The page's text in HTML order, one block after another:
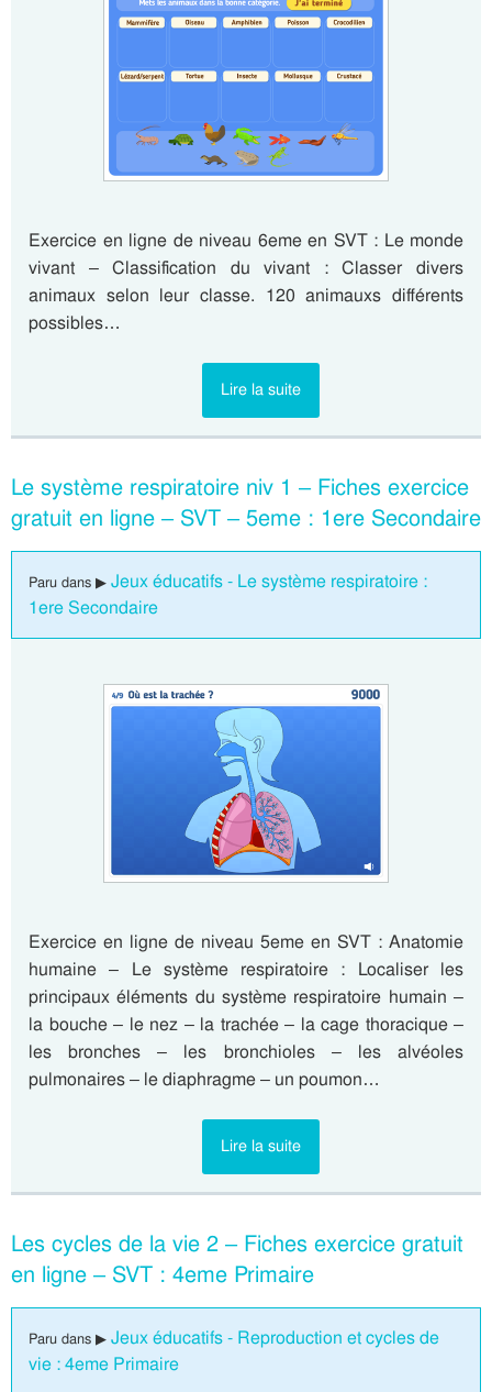
Exercice en ligne de niveau 6eme en SVT : Le monde
vivant – Classification du vivant : Classer divers
animaux selon leur classe. 120 animauxs différents
possibles…
Lire la suite
Le système respiratoire niv 1 – Fiches exercice
gratuit en ligne – SVT – 5eme : 1ere Secondaire
Paru dans ▶ Jeux éducatifs - Le système respiratoire :
1ere Secondaire
Exercice en ligne de niveau 5eme en SVT : Anatomie
humaine – Le système respiratoire : Localiser les
principaux éléments du système respiratoire humain –
la bouche – le nez – la trachée – la cage thoracique –
les bronches – les bronchioles – les alvéoles
pulmonaires – le diaphragme – un poumon…
Lire la suite
Les cycles de la vie 2 – Fiches exercice gratuit
en ligne – SVT : 4eme Primaire
Paru dans ▶ Jeux éducatifs - Reproduction et cycles de
vie : 4eme Primaire